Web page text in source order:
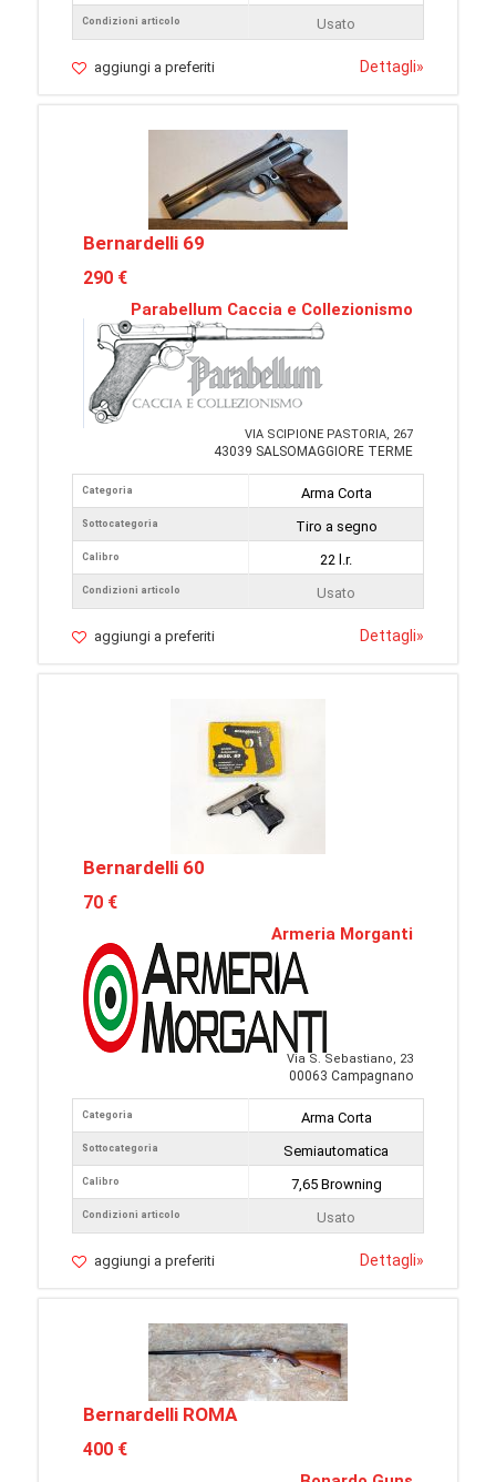
Condizioni articolo
Usato
aggiungi a preferiti Dettagli»
Bernardelli 69
290 €
Parabellum Caccia e Collezionismo
VIA SCIPIONE PASTORIA, 267
43039 SALSOMAGGIORE TERME
Categoria
Sottocategoria
Calibro
Condizioni articolo
Arma Corta
Tiro a segno
22 l.r.
Usato
aggiungi a preferiti Dettagli»
Bernardelli 60
70 €
Armeria Morganti
Via S. Sebastiano, 23
00063 Campagnano
Categoria
Sottocategoria
Calibro
Condizioni articolo
Arma Corta
Semiautomatica
7,65 Browning
Usato
aggiungi a preferiti Dettagli»
Bernardelli ROMA
400 €